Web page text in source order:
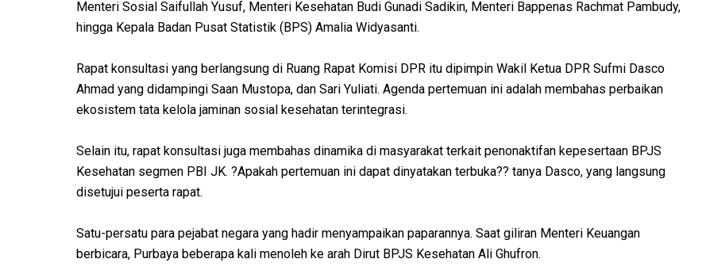
Menteri Sosial Saifullah Yusuf, Menteri Kesehatan Budi Gunadi Sadikin, Menteri Bappenas Rachmat Pambudy,
hingga Kepala Badan Pusat Statistik (BPS) Amalia Widyasanti.
Rapat konsultasi yang berlangsung di Ruang Rapat Komisi DPR itu dipimpin Wakil Ketua DPR Sufmi Dasco
Ahmad yang didampingi Saan Mustopa, dan Sari Yuliati. Agenda pertemuan ini adalah membahas perbaikan
ekosistem tata kelola jaminan sosial kesehatan terintegrasi.
Selain itu, rapat konsultasi juga membahas dinamika di masyarakat terkait penonaktifan kepesertaan BPJS
Kesehatan segmen PBI JK. ?Apakah pertemuan ini dapat dinyatakan terbuka?? tanya Dasco, yang langsung
disetujui peserta rapat.
Satu-persatu para pejabat negara yang hadir menyampaikan paparannya. Saat giliran Menteri Keuangan
berbicara, Purbaya beberapa kali menoleh ke arah Dirut BPJS Kesehatan Ali Ghufron.